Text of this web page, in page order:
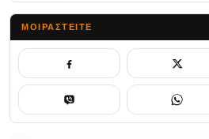
ΜΟΙΡΑΣΤΕΊΤΕ